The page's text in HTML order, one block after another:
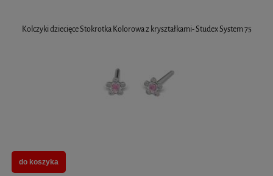
Kolczyki dziecięce Stokrotka Kolorowa z kryształkami- Studex System 75
do koszyka